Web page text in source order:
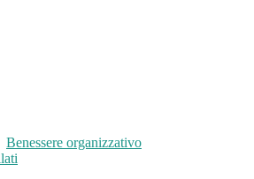
Benessere organizzativo